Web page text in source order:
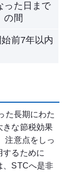
った日まで
の間
前7年以内
た長期にわた
きな節税効果
注意点をしっ
するために
、STCへ是非